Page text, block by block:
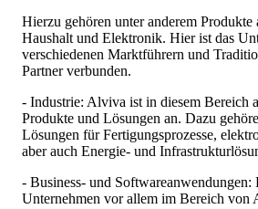
Hierzu gehören unter anderem Produkte
Haushalt und Elektronik. Hier ist das
verschiedenen Marktführern und
Partner verbunden.
- Industrie: Alviva ist in diesem Bereich
Produkte und Lösungen an. Dazu
Lösungen für Fertigungsprozesse,
aber auch Energie- und
- Business- und Softwareanwendungen:
Unternehmen vor allem im Bereich von